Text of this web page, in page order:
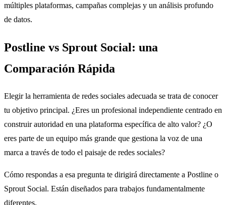
múltiples plataformas, campañas complejas y un análisis profundo
de datos.
Postline vs Sprout Social: una
Comparación Rápida
Elegir la herramienta de redes sociales adecuada se trata de conocer
tu objetivo principal. ¿Eres un profesional independiente centrado en
construir autoridad en una plataforma específica de alto valor? ¿O
eres parte de un equipo más grande que gestiona la voz de una
marca a través de todo el paisaje de redes sociales?
Cómo respondas a esa pregunta te dirigirá directamente a Postline o
Sprout Social. Están diseñados para trabajos fundamentalmente
diferentes.